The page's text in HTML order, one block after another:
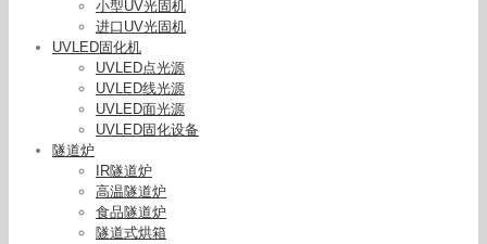
小型UV光固机
进口UV光固机
UVLED固化机
UVLED点光源
UVLED线光源
UVLED面光源
UVLED固化设备
隧道炉
IR隧道炉
高温隧道炉
食品隧道炉
隧道式烘箱